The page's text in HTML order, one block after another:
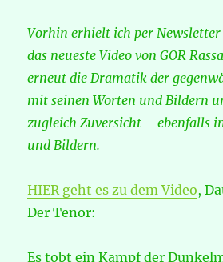
Vorhin erhielt ich per
das neueste Video von GOR
erneut die Dramatik der
mit seinen Worten und Bildern
zugleich Zuversicht – ebenfalls
und Bildern.
HIER geht es zu dem Video,
Der Tenor:
Es tobt ein Kampf der